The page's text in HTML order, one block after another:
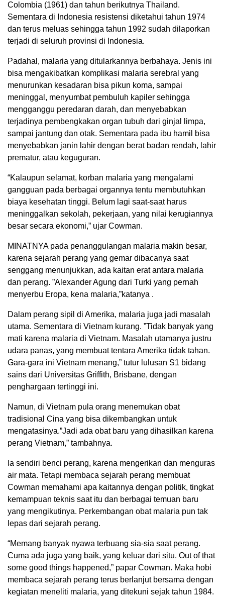
Colombia (1961) dan tahun berikutnya Thailand.
Sementara di Indonesia resistensi diketahui tahun 1974
dan terus meluas sehingga tahun 1992 sudah dilaporkan
terjadi di seluruh provinsi di Indonesia.
Padahal, malaria yang ditularkannya berbahaya. Jenis ini
bisa mengakibatkan komplikasi malaria serebral yang
menurunkan kesadaran bisa pikun koma, sampai
meninggal, menyumbat pembuluh kapiler sehingga
mengganggu peredaran darah, dan menyebabkan
terjadinya pembengkakan organ tubuh dari ginjal limpa,
sampai jantung dan otak. Sementara pada ibu hamil bisa
menyebabkan janin lahir dengan berat badan rendah, lahir
prematur, atau keguguran.
“Kalaupun selamat, korban malaria yang mengalami
gangguan pada berbagai organnya tentu membutuhkan
biaya kesehatan tinggi. Belum lagi saat-saat harus
meninggalkan sekolah, pekerjaan, yang nilai kerugiannya
besar secara ekonomi,” ujar Cowman.
MINATNYA pada penanggulangan malaria makin besar,
karena sejarah perang yang gemar dibacanya saat
senggang menunjukkan, ada kaitan erat antara malaria
dan perang. ”Alexander Agung dari Turki yang pernah
menyerbu Eropa, kena malaria,”katanya .
Dalam perang sipil di Amerika, malaria juga jadi masalah
utama. Sementara di Vietnam kurang. ”Tidak banyak yang
mati karena malaria di Vietnam. Masalah utamanya justru
udara panas, yang membuat tentara Amerika tidak tahan.
Gara-gara ini Vietnam menang,” tutur lulusan S1 bidang
sains dari Universitas Griffith, Brisbane, dengan
penghargaan tertinggi ini.
Namun, di Vietnam pula orang menemukan obat
tradisional Cina yang bisa dikembangkan untuk
mengatasinya.”Jadi ada obat baru yang dihasilkan karena
perang Vietnam,” tambahnya.
Ia sendiri benci perang, karena mengerikan dan menguras
air mata. Tetapi membaca sejarah perang membuat
Cowman memahami apa kaitannya dengan politik, tingkat
kemampuan teknis saat itu dan berbagai temuan baru
yang mengikutinya. Perkembangan obat malaria pun tak
lepas dari sejarah perang.
“Memang banyak nyawa terbuang sia-sia saat perang.
Cuma ada juga yang baik, yang keluar dari situ. Out of that
some good things happened,” papar Cowman. Maka hobi
membaca sejarah perang terus berlanjut bersama dengan
kegiatan meneliti malaria, yang ditekuni sejak tahun 1984.